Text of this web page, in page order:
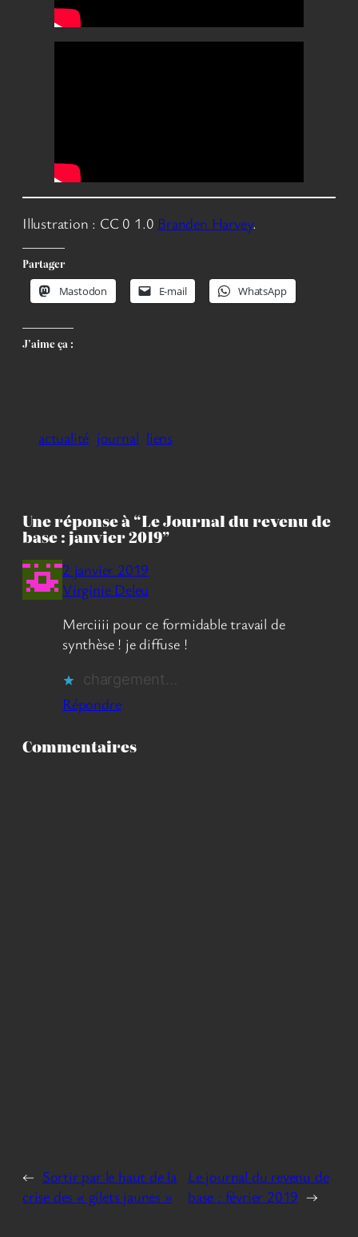
Illustration : CC 0 1.0 Branden Harvey.
Partager
Mastodon
E-mail WhatsApp
J’aime ça :
actualité journal liens
Une réponse à “Le Journal du revenu de
base : janvier 2019”
2 janvier 2019
Virginie Deleu
Merciiii pour ce formidable travail de
synthèse ! je diffuse !
chargement…
Répondre
Commentaires
← Sortir par le haut de la
crise des « gilets jaunes »
Le journal du revenu de
base : février 2019 →